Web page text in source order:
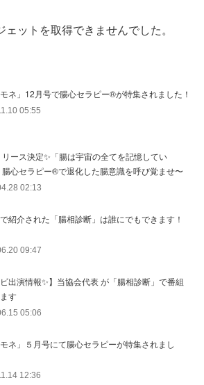
ットを取得できませんでした。
モネ」12月号で腸心セラピー®︎が特集されました！
05:55
リース決定✨「腸は宇宙の全てを記憶してい
腸心セラピー®︎で退化した腸意識を呼び覚ませ〜
02:13
紹介された「腸相診断」は誰にでもできます！
09:47
ビ出演情報✨】当協会代表 が「腸相診断」で番組
す
05:06
モネ」５月号にて腸心セラピーが特集されまし
12:36